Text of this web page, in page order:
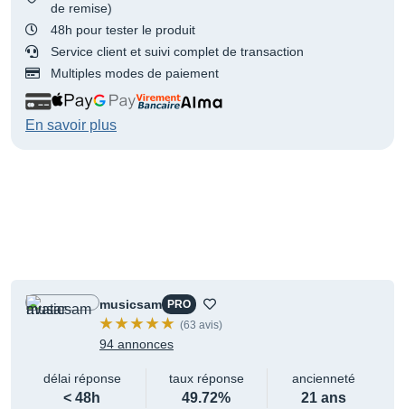
de remise)
48h pour tester le produit
Service client et suivi complet de transaction
Multiples modes de paiement
En savoir plus
musicsam PRO
(63 avis)
94 annonces
délai réponse
< 48h
taux réponse
49.72%
ancienneté
21 ans